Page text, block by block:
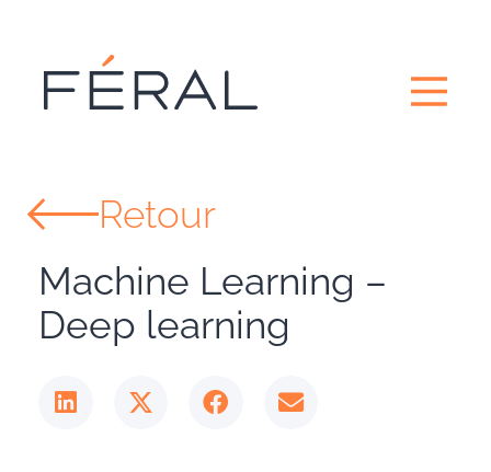
Retour
Machine Learning –
Deep learning